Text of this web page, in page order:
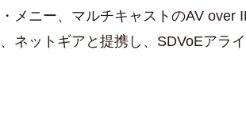
ニー、マルチキャストのAV over
ネットギアと提携し、SDVoEアラ